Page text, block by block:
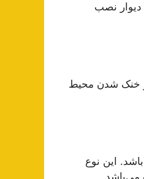
نصب
و خنک شدن محیط
این نوع